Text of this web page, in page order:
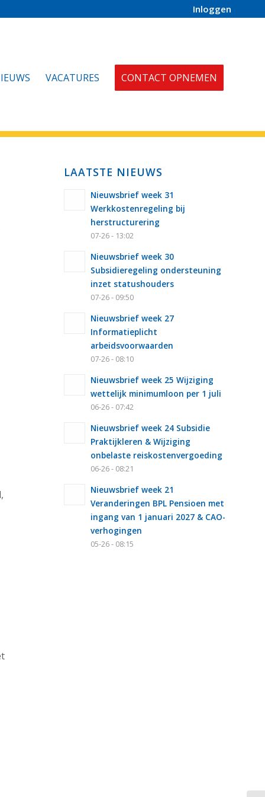
Inloggen
VACATURES CONTACT OPNEMEN
LAATSTE NIEUWS
Nieuwsbrief week 31
Werkkostenregeling bij
herstructurering
07-26 - 13:02
Nieuwsbrief week 30
Subsidieregeling ondersteuning
inzet statushouders
07-26 - 09:50
Nieuwsbrief week 27
Informatieplicht
arbeidsvoorwaarden
07-26 - 08:10
Nieuwsbrief week 25 Wijziging
wettelijk minimumloon per 1 juli
06-26 - 07:42
Nieuwsbrief week 24 Subsidie
Praktijkleren & Wijziging
onbelaste reiskostenvergoeding
06-26 - 08:21
Nieuwsbrief week 21
Veranderingen BPL Pensioen met
ingang van 1 januari 2027 & CAO-
verhogingen
05-26 - 08:15